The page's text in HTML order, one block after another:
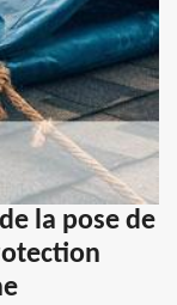
la pose de